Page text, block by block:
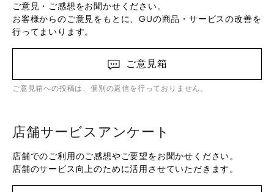
ご意見・ご感想をお聞かせください。
お客様からのご意見をもとに、GUの商品・サービスの改善を
行ってまいります。
ご意見箱
ご意見箱への投稿は、個別の返信を行っておりません。
店舗サービスアンケート
店舗でのご利用のご感想やご要望をお聞かせください。
店舗のサービス向上のために活用させていただきます。